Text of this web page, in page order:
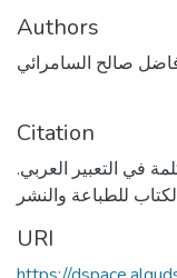
Authors
صالح السامرائي
Citation
(2006). بلاغة الكلمة في التعبير العربي.
URI